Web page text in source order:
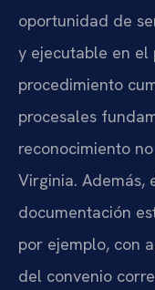
oportunidad de
y ejecutable en el
procedimiento
procesales
reconocimiento
Virginia.
documentación
por ejemplo, con
del convenio